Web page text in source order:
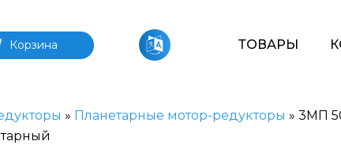
Корзина ТОВАРЫ
» Планетарные мотор-редукторы » 3МП